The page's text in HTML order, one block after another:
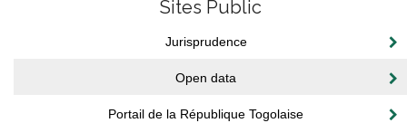
Sites Public
Jurisprudence
Open data
Portail de la République Togolaise